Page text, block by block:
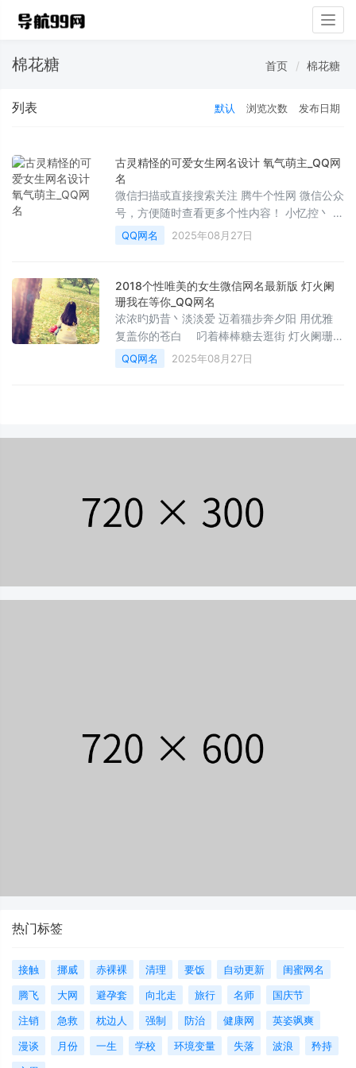
棉花糖 首页 棉花糖
列表 默认 浏览次数 发布日期
古灵精怪的可爱女生网名设计 氧气萌主_QQ网
名
微信扫描或直接搜索关注 腾牛个性网 微信公众
号，方便随时查看更多个性内容！ 小忆控丶 装
迷糊 迷了鹿 氧气萌主 精灵雨露 哆啦春梦 练习
約會 小熊 梦幻 吃货万万岁 彩虹糖的梦 纯纯的
桑小胡渣 曾經的單純々 吃醋的天真 妖精的绣
舞 爱情风 卖萌小生 炫迈小红帽 小跑追幸福
傷、美的单纯 棉花糖的微笑 守護甜心 戀 蝴蝶
结的命运 糖果味的初夏 可爱专属于你 倾听 小
情歌 跟彩虹说午安 恋爱、花样化 调皮 小女 被
窝是我初恋 想念你的傻气。 美好 记忆 印象主
QQ网名 2025年08月27日
2018个性唯美的女生微信网名最新版 灯火阑
珊我在等你_QQ网名
浓浓旳奶昔丶淡淡爱 迈着猫步奔夕阳 用优雅
复盖你的苍白 叼着棒棒糖去逛街 灯火阑珊，
我在等你 我是太阳万丈光芒 爱悄然离线 笑到
全世界都流泪 断情戒爱 若水依蓝 古佛青灯 很
人心 竹墨残水、烟花冷 今年流行自作多情 小
花糖丶掩不住的殇 ￡站
QQ网名 2025年08月27日
热门标签
接触 挪威 赤裸裸 清理 要饭 自动更新
闺蜜网名
腾飞
大网 避孕套 向北走 旅行 名师
国庆节
注销
急救 枕边人 强制 防治 健康网
英姿飒爽
漫谈
月份 一生 学校 环境变量 失落 波浪
矜持